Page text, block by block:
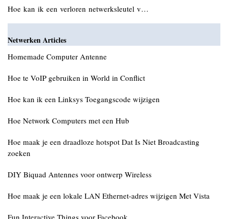
Hoe kan ik een verloren netwerksleutel v…
Netwerken Articles
Homemade Computer Antenne
Hoe te VoIP gebruiken in World in Conflict
Hoe kan ik een Linksys Toegangscode wijzigen
Hoe Network Computers met een Hub
Hoe maak je een draadloze hotspot Dat Is Niet Broadcasting
zoeken
DIY Biquad Antennes voor ontwerp Wireless
Hoe maak je een lokale LAN Ethernet-adres wijzigen Met Vista
Fun Interactive Things voor Facebook